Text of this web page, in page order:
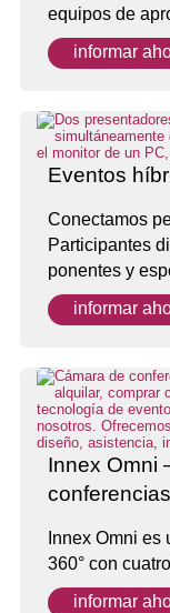
equipos de
informar
Eventos
Conectamos
Participantes
ponentes y
informar
Innex Omni
Innex Omni
360° con
informar